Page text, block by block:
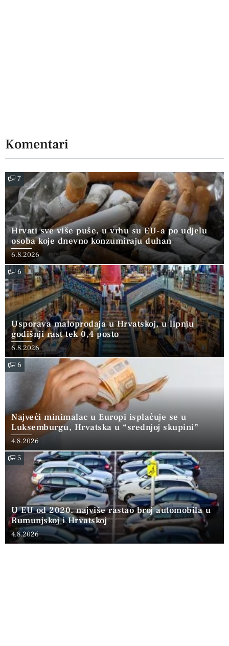
Komentari
7
Hrvati sve više puše, u vrhu su EU-a po udjelu
osoba koje dnevno konzumiraju duhan
6.8.2026
6
Usporava maloprodaja u Hrvatskoj, u lipnju
godišnji rast tek 0,4 posto
6.8.2026
6
Najveći minimalac u Europi isplaćuje se u
Luksemburgu, Hrvatska u “srednjoj skupini”
4.8.2026
5
U EU od 2020. najviše rastao broj automobila u
Rumunjskoj i Hrvatskoj
4.8.2026